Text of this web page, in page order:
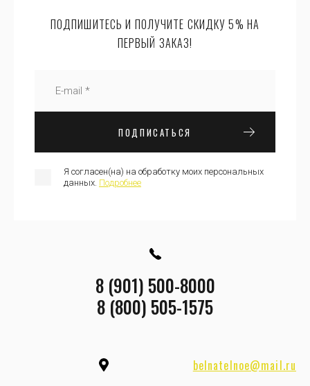
ПОДПИШИТЕСЬ И ПОЛУЧИТЕ СКИДКУ 5% НА
ПЕРВЫЙ ЗАКАЗ!
Я согласен(на) на обработку моих персональных
данных. Подробнее
ПОДПИСАТЬСЯ
8 (901) 500-8000
8 (800) 505-1575
belnatelnoe@mail.ru